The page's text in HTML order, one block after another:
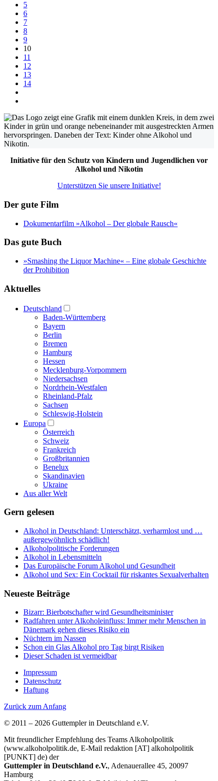
5
6
7
8
9
10
11
12
13
14
Initiative für den Schutz von Kindern und Jugendlichen vor
Alkohol und Nikotin
Unterstützen Sie unsere Initiative!
Der gute Film
Dokumentarfilm »Alkohol – Der globale Rausch«
Das gute Buch
»Smashing the Liquor Machine« ‒ Eine globale Geschichte
der Prohibition
Aktuelles
Deutschland
Baden-Württemberg
Bayern
Berlin
Bremen
Hamburg
Hessen
Mecklenburg-Vorpommern
Niedersachsen
Nordrhein-Westfalen
Rheinland-Pfalz
Sachsen
Schleswig-Holstein
Europa
Österreich
Schweiz
Frankreich
Großbritannien
Benelux
Skandinavien
Ukraine
Aus aller Welt
Gern gelesen
Alkohol in Deutschland: Unterschätzt, verharmlost und …
außergewöhnlich schädlich!
Alkoholpolitische Forderungen
Alkohol in Lebensmitteln
Das Europäische Forum Alkohol und Gesundheit
Alkohol und Sex: Ein Cocktail für riskantes Sexualverhalten
Neueste Beiträge
Bizarr: Bierbotschafter wird Gesundheitsminister
Radfahren unter Alkoholeinfluss: Immer mehr Menschen in
Dänemark gehen dieses Risiko ein
Nüchtern im Nassen
Schon ein Glas Alkohol pro Tag birgt Risiken
Dieser Schaden ist vermeidbar
Impressum
Datenschutz
Haftung
Zurück zum Anfang
© 2011 – 2026 Guttempler in Deutschland e.V.
Mit freundlicher Empfehlung des Teams Alkoholpolitik
(www.alkoholpolitik.de, E-Mail redaktion [AT] alkoholpolitik
[PUNKT] de) der
Guttempler in Deutschland e.V., Adenauerallee 45, 20097
Hamburg